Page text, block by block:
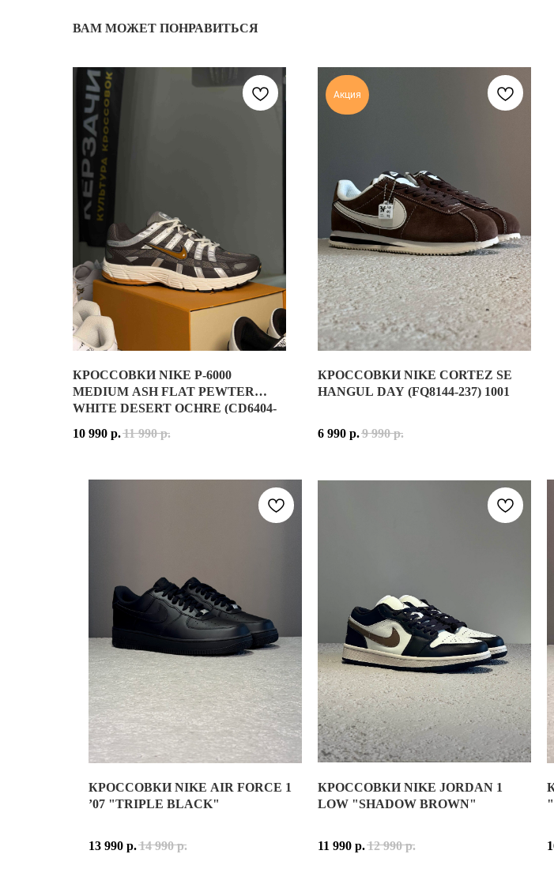
ВАМ МОЖЕТ ПОНРАВИТЬСЯ
КРОССОВКИ NIKE P-6000
MEDIUM ASH FLAT PEWTER
WHITE DESERT OCHRE (CD6404-
КРОССОВКИ NIKE P-6000 MEDIUM ASH FLAT PEWTER WHITE DESERT OCHRE (CD6404-204)
NIKE P-6000 — ОДИН ИЗ САМЫХ УЗНАВАЕМЫХ РЕТРО-БЕГОВЫХ СИЛУЭТОВ БРЕНДА,
РАСЦВЕТКАMEDIUM ASH / FLAT PEWTER / WHITE / DESERT OCHREСОЧЕТАЕТ
NIKE P-6000 ЛЕГКО ВПИСЫВАЕТСЯ В ПОВСЕДНЕВНЫЙ ГАРДЕРОБ И ОТЛИЧНО
СЕГОДНЯ NIKE P-6000 СЧИТАЕТСЯ ОДНИМ ИЗ САМЫХ УДАЧНЫХ ПЕРЕОСМЫСЛЕНИЙ
ПРИНАДЛЕЖНОСТЬ:УНИСЕКС
МАТЕРИАЛ ВЕРХА:СЕТЧАТЫЙ ТЕКСТИЛЬ, НАТУРАЛЬНАЯ И СИНТЕТИЧЕСКАЯ КОЖА
ОСНОВНЫЕ ЦВЕТА:MEDIUM ASH, FLAT PEWTER, WHITE, DESERT OCHRE
КОД МОДЕЛИ:
CD6404-204
МОДЕЛЬ:NIKE P-6000
ДАТА РЕЛИЗА:2025 ГОД
10 990 р.11 990 р.
Акция
КРОССОВКИ NIKE CORTEZ SE
HANGUL DAY (FQ8144-237) 1001
6 990 р.9 990 р.
КРОССОВКИ NIKE AIR FORCE 1
’07 "TRIPLE BLACK"
13 990 р.14 990 р.
КРОССОВКИ NIKE JORDAN 1
LOW "SHADOW BROWN"
NIKE AIR JORDAN 1 LOW "SHADOW BROWN"
ИСТОРИЯ СОЗДАНИЯ МОДЕЛИ
NIKE AIR JORDAN 1 LOW — ЭТО
11 990 р.12 990 р.